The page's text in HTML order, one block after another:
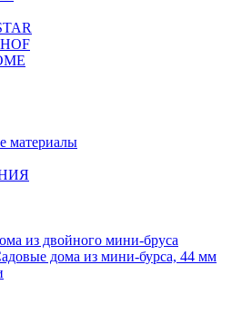
материалы
из двойного мини-бруса
дома из мини-бурса, 44 мм